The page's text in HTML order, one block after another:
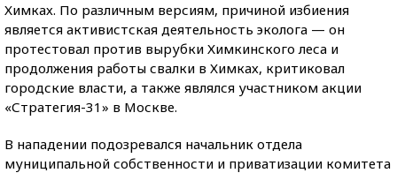
Химках. По различным версиям, причиной избиения
является активистская деятельность эколога — он
протестовал против вырубки Химкинского леса и
продолжения работы свалки в Химках, критиковал
городские власти, а также являлся участником акции
«Стратегия-31» в Москве.
В нападении подозревался начальник отдела
муниципальной собственности и приватизации комитета